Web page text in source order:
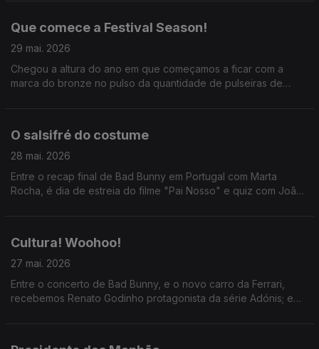
Que comece a Festival Season!
29 mai. 2026
Chegou a altura do ano em que começamos a ficar com a
marca do bronze no pulso da quantidade de pulseiras de
O salsifré do costume
28 mai. 2026
Entre o recap final de Bad Bunny em Portugal com Marta
Rocha, é dia de estreia do filme "Pai Nosso" e quiz com João
Cultura! Woohoo!
27 mai. 2026
Entre o concerto de Bad Bunny, e o novo carro da Ferrari,
recebemos Renato Godinho protagonista da série Adónis; e